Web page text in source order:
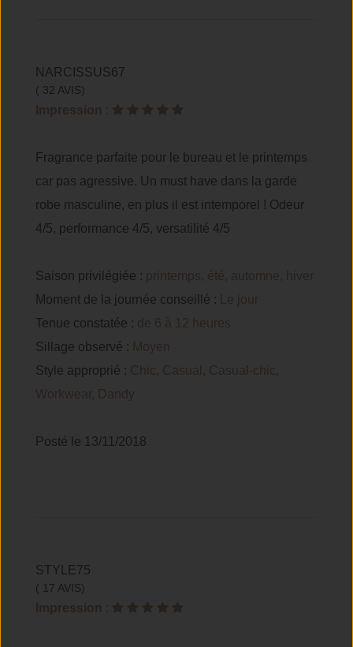
NARCISSUS67
( 32 AVIS)
Impression :
Fragrance parfaite pour le bureau et le printemps
car pas agressive. Un must have dans la garde
robe masculine, en plus il est intemporel ! Odeur
4/5, performance 4/5, versatilité 4/5
Saison privilégiée : printemps, été, automne, hiver
Moment de la journée conseillé :
Le jour
Tenue constatée : de 6 à 12 heures
Sillage observé : Moyen
Style approprié : Chic, Casual, Casual-chic,
Workwear, Dandy
Posté le 13/11/2018
STYLE75
( 17 AVIS)
Impression :